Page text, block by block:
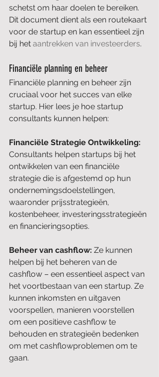
schetst om haar doelen te bereiken.
Dit document dient als een routekaart
voor de startup en kan essentieel zijn
bij het aantrekken van investeerders.
Financiële planning en beheer
Financiële planning en beheer zijn
cruciaal voor het succes van elke
startup. Hier lees je hoe startup
consultants kunnen helpen:
Financiële Strategie Ontwikkeling:
Consultants helpen startups bij het
ontwikkelen van een financiële
strategie die is afgestemd op hun
ondernemingsdoelstellingen,
waaronder prijsstrategieën,
kostenbeheer, investeringsstrategieën
en financieringsopties.
Beheer van cashflow: Ze kunnen
helpen bij het beheren van de
cashflow – een essentieel aspect van
het voortbestaan van een startup. Ze
kunnen inkomsten en uitgaven
voorspellen, manieren voorstellen
om een positieve cashflow te
behouden en strategieën bedenken
om met cashflowproblemen om te
gaan.